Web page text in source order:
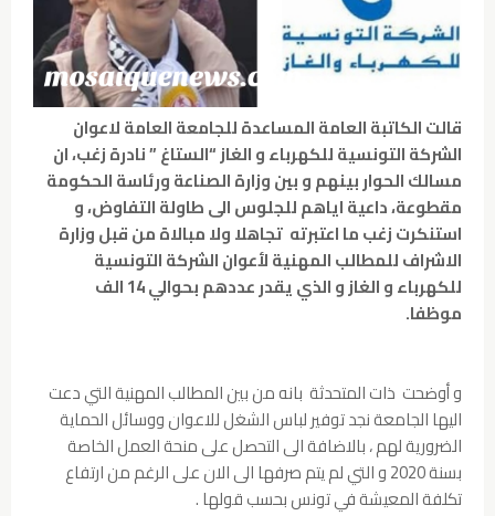
قالت الكاتبة العامة المساعدة للجامعة العامة لاعوان
الشركة التونسية للكهرباء و الغاز “الستاغ ” نادرة زغب، ان
مسالك الحوار بينهم و بين وزارة الصناعة ورئاسة الحكومة
مقطوعة، داعية اياهم للجلوس الى طاولة التفاوض، و
استنكرت زغب ما اعتبرته تجاهلا ولا مبالاة من قبل وزارة
الاشراف للمطالب المهنية لأعوان الشركة التونسية
للكهرباء و الغاز و الذي يقدر عددهم بحوالي 14 الف
موظفا.
و أوضحت ذات المتحدثة بانه من بين المطالب المهنية التي دعت
اليها الجامعة نجد توفير لباس الشغل للاعوان ووسائل الحماية
الضرورية لهم ، بالاضافة الى التحصل على منحة العمل الخاصة
بسنة 2020 و التي لم يتم صرفها الى الان على الرغم من ارتفاع
تكلفة المعيشة في تونس بحسب قولها .